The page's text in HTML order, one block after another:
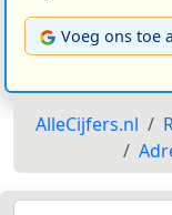
Voeg ons toe
AlleCijfers.nl